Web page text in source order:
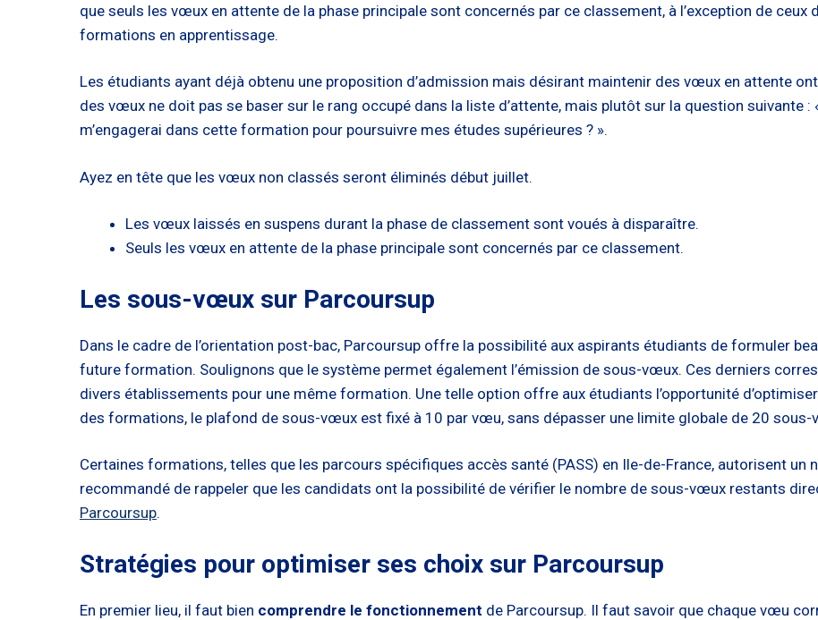
que seuls les vœux en attente de la phase principale sont concernés par ce classement, à l’exception de ceux
formations en apprentissage.
Les étudiants ayant déjà obtenu une proposition d’admission mais désirant maintenir des vœux en attente
des vœux ne doit pas se baser sur le rang occupé dans la liste d’attente, mais plutôt sur la question suivante
m’engagerai dans cette formation pour poursuivre mes études supérieures ? ».
Ayez en tête que les vœux non classés seront éliminés début juillet.
Les vœux laissés en suspens durant la phase de classement sont voués à disparaître.
Seuls les vœux en attente de la phase principale sont concernés par ce classement.
Les sous-vœux sur Parcoursup
Dans le cadre de l’orientation post-bac, Parcoursup offre la possibilité aux aspirants étudiants de formuler
future formation. Soulignons que le système permet également l’émission de sous-vœux. Ces derniers
divers établissements pour une même formation. Une telle option offre aux étudiants l’opportunité
des formations, le plafond de sous-vœux est fixé à 10 par vœu, sans dépasser une limite globale de 20 sous-
Certaines formations, telles que les parcours spécifiques accès santé (PASS) en Ile-de-France, autorisent
recommandé de rappeler que les candidats ont la possibilité de vérifier le nombre de sous-vœux restants
Parcoursup.
Stratégies pour optimiser ses choix sur Parcoursup
En premier lieu, il faut bien comprendre le fonctionnement de Parcoursup. Il faut savoir que chaque vœu